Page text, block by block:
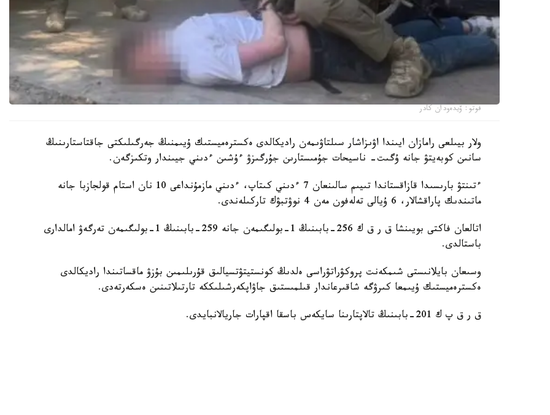
فوتو: ۆيدەودان كادر
ولار بيىلعى رامازان ايىندا اۋىزاشار سىلتاۋىمەن راديكالدى ەكسترەميستىك ۇيىمنىڭ جەرگىلىكتى جاقتاستارىنىڭ
سانىن كوبەيتۋ جانە ۇگىت- ناسيحات جۇمىستارىن جۇرگىزۋ ءۇشىن ءدىني جيىندار وتكىزگەن.
ءتىنتۋ بارىسىدا قازاقستاندا تىيىم سالىنعان 7 ءدىني كىتاپ، ءدىني مازمۇنداعى 10 نان استام قولجازبا جانە
ماتىندىك پاراقشالار، 6 ۇيالى تەلەفون مەن 4 نوۋتبۋك تاركىلەندى.
اتالعان فاكتى بويىنشا ق ر ق ك 256-بابىنىڭ 1-بولىگىمەن جانە 259-بابىنىڭ 1-بولىگىمەن تەرگەۋ امالدارى
باستالدى.
وسىعان بايلانىستى شىمكەنت پروكۋراتۋراسى ەلدىڭ كونستيتۋتسيالىق قۇرىلىمىن بۇزۋ ماقساتىندا راديكالدى
ەكسترەميستىك ۇيىمعا كىرۋگە شاقىرعاندار قىلمىستىق جاۋاپكەرشىلىككە تارتىلاتىنىن ەسكەرتەدى.
ق ر ق پ ك 201-بابىنىڭ تالاپتارىنا سايكەس باسقا اقپارات جاريالانبايدى.